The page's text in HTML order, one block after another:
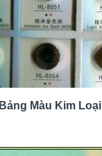
Bảng Màu Kim Loại